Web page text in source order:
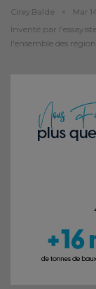
Cirey.balde Mar
Inventé par
l'ensemble des